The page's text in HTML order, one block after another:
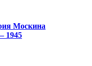
Москина
1945